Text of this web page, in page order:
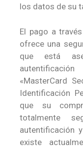
los datos de su
El pago a
ofrece una
que está
«MasterCard
Identificación
que su
totalmente
autentificación
existe